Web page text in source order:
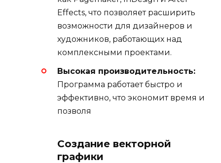
Effects, что позволяет расширить
возможности для дизайнеров и
художников, работающих над
комплексными проектами.
Высокая производительность:
Программа работает быстро и
эффективно, что экономит время и
позволя
Создание векторной
графики